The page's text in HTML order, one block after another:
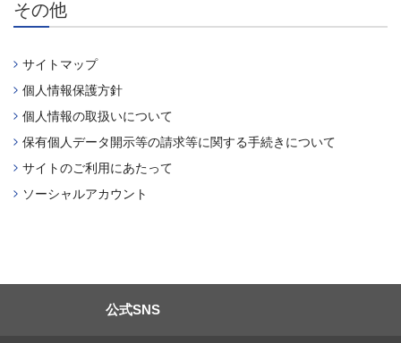
その他
サイトマップ
個人情報保護方針
個人情報の取扱いについて
保有個人データ開示等の請求等に関する手続きについて
サイトのご利用にあたって
ソーシャルアカウント
公式SNS